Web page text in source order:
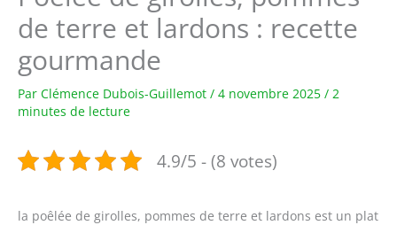
de terre et lardons : recette
gourmande
Par Clémence Dubois-Guillemot / 4 novembre 2025 / 2
minutes de lecture
4.9/5 - (8 votes)
la poêlée de girolles, pommes de terre et lardons est un plat